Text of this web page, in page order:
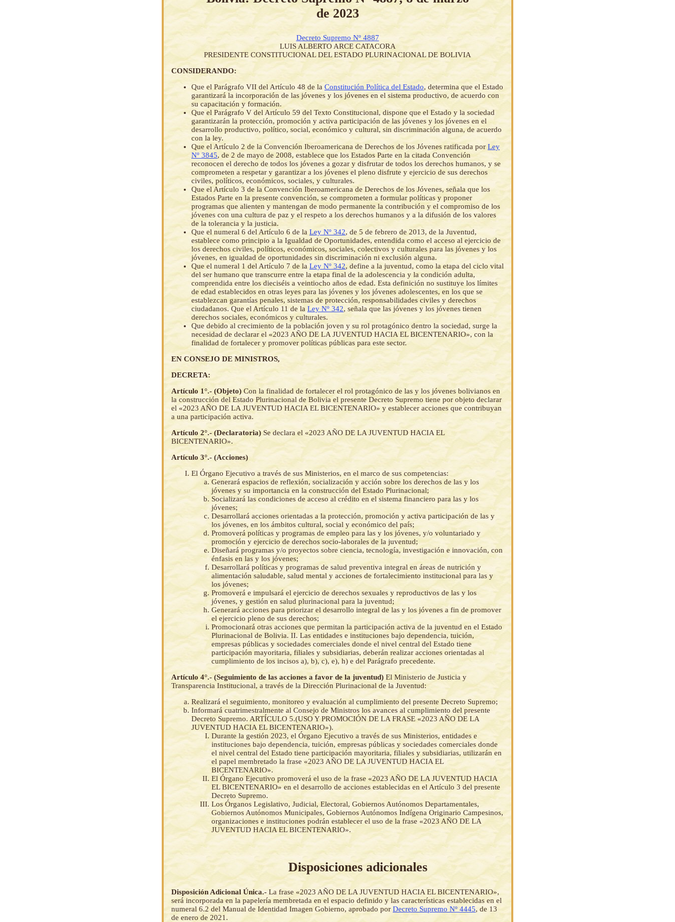
de 2023
Decreto Supremo Nº 4887
LUIS ALBERTO ARCE CATACORA
PRESIDENTE CONSTITUCIONAL DEL ESTADO PLURINACIONAL DE BOLIVIA
CONSIDERANDO:
Que el Parágrafo VII del Artículo 48 de la Constitución Política del Estado, determina que el Estado
garantizará la incorporación de las jóvenes y los jóvenes en el sistema productivo, de acuerdo con
su capacitación y formación.
Que el Parágrafo V del Artículo 59 del Texto Constitucional, dispone que el Estado y la sociedad
garantizarán la protección, promoción y activa participación de las jóvenes y los jóvenes en el
desarrollo productivo, político, social, económico y cultural, sin discriminación alguna, de acuerdo
con la ley.
Que el Artículo 2 de la Convención Iberoamericana de Derechos de los Jóvenes ratificada por Ley
Nº 3845, de 2 de mayo de 2008, establece que los Estados Parte en la citada Convención
reconocen el derecho de todos los jóvenes a gozar y disfrutar de todos los derechos humanos, y se
comprometen a respetar y garantizar a los jóvenes el pleno disfrute y ejercicio de sus derechos
civiles, políticos, económicos, sociales, y culturales.
Que el Artículo 3 de la Convención Iberoamericana de Derechos de los Jóvenes, señala que los
Estados Parte en la presente convención, se comprometen a formular políticas y proponer
programas que alienten y mantengan de modo permanente la contribución y el compromiso de los
jóvenes con una cultura de paz y el respeto a los derechos humanos y a la difusión de los valores
de la tolerancia y la justicia.
Que el numeral 6 del Artículo 6 de la Ley Nº 342, de 5 de febrero de 2013, de la Juventud,
establece como principio a la Igualdad de Oportunidades, entendida como el acceso al ejercicio de
los derechos civiles, políticos, económicos, sociales, colectivos y culturales para las jóvenes y los
jóvenes, en igualdad de oportunidades sin discriminación ni exclusión alguna.
Que el numeral 1 del Artículo 7 de la Ley Nº 342, define a la juventud, como la etapa del ciclo vital
del ser humano que transcurre entre la etapa final de la adolescencia y la condición adulta,
comprendida entre los dieciséis a veintiocho años de edad. Esta definición no sustituye los límites
de edad establecidos en otras leyes para las jóvenes y los jóvenes adolescentes, en los que se
establezcan garantías penales, sistemas de protección, responsabilidades civiles y derechos
ciudadanos. Que el Artículo 11 de la Ley Nº 342, señala que las jóvenes y los jóvenes tienen
derechos sociales, económicos y culturales.
Que debido al crecimiento de la población joven y su rol protagónico dentro la sociedad, surge la
necesidad de declarar el «2023 AÑO DE LA JUVENTUD HACIA EL BICENTENARIO», con la
finalidad de fortalecer y promover políticas públicas para este sector.
EN CONSEJO DE MINISTROS,
DECRETA:
Artículo 1°.- (Objeto) Con la finalidad de fortalecer el rol protagónico de las y los jóvenes bolivianos en
la construcción del Estado Plurinacional de Bolivia el presente Decreto Supremo tiene por objeto declarar
el «2023 AÑO DE LA JUVENTUD HACIA EL BICENTENARIO» y establecer acciones que contribuyan
a una participación activa.
Artículo 2°.- (Declaratoria) Se declara el «2023 AÑO DE LA JUVENTUD HACIA EL
BICENTENARIO».
Artículo 3°.- (Acciones)
El Órgano Ejecutivo a través de sus Ministerios, en el marco de sus competencias:
Generará espacios de reflexión, socialización y acción sobre los derechos de las y los
jóvenes y su importancia en la construcción del Estado Plurinacional;
Socializará las condiciones de acceso al crédito en el sistema financiero para las y los
jóvenes;
Desarrollará acciones orientadas a la protección, promoción y activa participación de las y
los jóvenes, en los ámbitos cultural, social y económico del país;
Promoverá políticas y programas de empleo para las y los jóvenes, y/o voluntariado y
promoción y ejercicio de derechos socio-laborales de la juventud;
Diseñará programas y/o proyectos sobre ciencia, tecnología, investigación e innovación, con
énfasis en las y los jóvenes;
Desarrollará políticas y programas de salud preventiva integral en áreas de nutrición y
alimentación saludable, salud mental y acciones de fortalecimiento institucional para las y
los jóvenes;
Promoverá e impulsará el ejercicio de derechos sexuales y reproductivos de las y los
jóvenes, y gestión en salud plurinacional para la juventud;
Generará acciones para priorizar el desarrollo integral de las y los jóvenes a fin de promover
el ejercicio pleno de sus derechos;
Promocionará otras acciones que permitan la participación activa de la juventud en el Estado
Plurinacional de Bolivia. II. Las entidades e instituciones bajo dependencia, tuición,
empresas públicas y sociedades comerciales donde el nivel central del Estado tiene
participación mayoritaria, filiales y subsidiarias, deberán realizar acciones orientadas al
cumplimiento de los incisos a), b), c), e), h) e del Parágrafo precedente.
Artículo 4°.- (Seguimiento de las acciones a favor de la juventud) El Ministerio de Justicia y
Transparencia Institucional, a través de la Dirección Plurinacional de la Juventud:
Realizará el seguimiento, monitoreo y evaluación al cumplimiento del presente Decreto Supremo;
Informará cuatrimestralmente al Consejo de Ministros los avances al cumplimiento del presente
Decreto Supremo. ARTÍCULO 5.(USO Y PROMOCIÓN DE LA FRASE «2023 AÑO DE LA
JUVENTUD HACIA EL BICENTENARIO»).
Durante la gestión 2023, el Órgano Ejecutivo a través de sus Ministerios, entidades e
instituciones bajo dependencia, tuición, empresas públicas y sociedades comerciales donde
el nivel central del Estado tiene participación mayoritaria, filiales y subsidiarias, utilizarán en
el papel membretado la frase «2023 AÑO DE LA JUVENTUD HACIA EL
BICENTENARIO».
El Órgano Ejecutivo promoverá el uso de la frase «2023 AÑO DE LA JUVENTUD HACIA
EL BICENTENARIO» en el desarrollo de acciones establecidas en el Artículo 3 del presente
Decreto Supremo.
Los Órganos Legislativo, Judicial, Electoral, Gobiernos Autónomos Departamentales,
Gobiernos Autónomos Municipales, Gobiernos Autónomos Indígena Originario Campesinos,
organizaciones e instituciones podrán establecer el uso de la frase «2023 AÑO DE LA
JUVENTUD HACIA EL BICENTENARIO».
Disposiciones adicionales
Disposición Adicional Única.- La frase «2023 AÑO DE LA JUVENTUD HACIA EL BICENTENARIO»,
será incorporada en la papelería membretada en el espacio definido y las características establecidas en el
numeral 6.2 del Manual de Identidad Imagen Gobierno, aprobado por Decreto Supremo Nº 4445, de 13
de enero de 2021.